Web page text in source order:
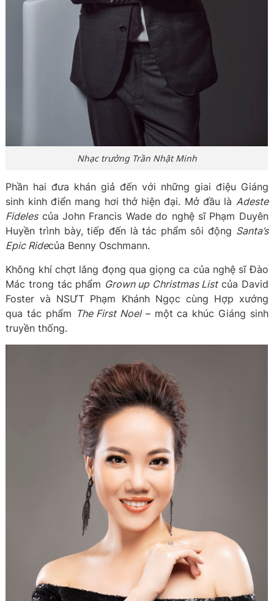
Nhạc trưởng Trần Nhật Minh
Phần hai đưa khán giả đến với những giai điệu Giáng
sinh kinh điển mang hơi thở hiện đại. Mở đầu là Adeste
Fidelescủa John Francis Wade do nghệ sĩ Phạm Duyên
Huyền trình bày, tiếp đến là tác phẩm sôi động Santa’s
Epic Ridecủa Benny Oschmann.
Không khí chợt lắng đọng qua giọng ca của nghệ sĩ Đào
Mác trong tác phẩm Grown up Christmas Listcủa David
Foster và NSƯT Phạm Khánh Ngọc cùng Hợp xướng
qua tác phẩm The First Noel– một ca khúc Giáng sinh
truyền thống.